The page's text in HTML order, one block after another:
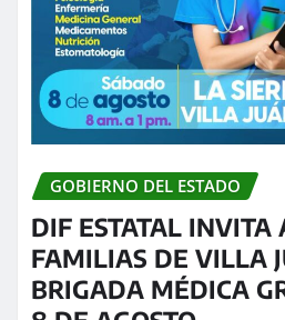
GOBIERNO DEL ESTADO
DIF ESTATAL INVITA
FAMILIAS DE VILLA
BRIGADA MÉDICA